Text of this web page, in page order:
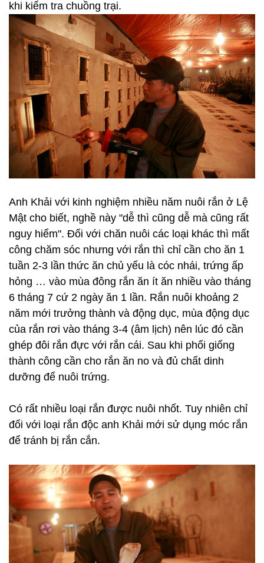
khi kiểm tra chuồng trại.
Anh Khải với kinh nghiệm nhiều năm nuôi rắn ở Lệ
Mật cho biết, nghề này "dễ thì cũng dễ mà cũng rất
nguy hiểm". Đối với chăn nuôi các loại khác thì mất
công chăm sóc nhưng với rắn thì chỉ cần cho ăn 1
tuần 2-3 lần thức ăn chủ yếu là cóc nhái, trứng ấp
hỏng … vào mùa đông rắn ăn ít ăn nhiều vào tháng
6 tháng 7 cứ 2 ngày ăn 1 lần. Rắn nuôi khoảng 2
năm mới trưởng thành và động dục, mùa động dục
của rắn rơi vào tháng 3-4 (âm lịch) nên lúc đó cần
ghép đôi rắn đực với rắn cái. Sau khi phối giống
thành công cần cho rắn ăn no và đủ chất dinh
dưỡng để nuôi trứng.
Có rất nhiều loại rắn được nuôi nhốt. Tuy nhiên chỉ
đối với loại rắn độc anh Khải mới sử dụng móc rắn
để tránh bị rắn cắn.